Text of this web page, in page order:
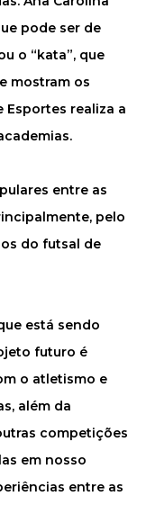
pode ser de
o “kata”, que
mostram os
Esportes realiza a
entre as
pelo
do futsal de
está sendo
futuro é
o atletismo e
além da
competições
em nosso
entre as